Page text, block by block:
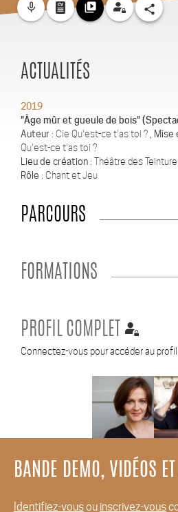
mic_none video_library share
ACTUALITÉS
2019
"Âge mûr et gueule de bois"
Auteur : Cie Qu'est-ce t'as toi ? , Mise
Qu'est-ce t'as toi ?
Lieu de création : Théâtre des
Rôle : Chant et Jeu
PARCOURS
FORMATIONS
PROFIL COMPLET
Connectez-vous pour accéder au
BANDE DEMO, VIDÉOS
Identifiez-vousou inscrivez-vous